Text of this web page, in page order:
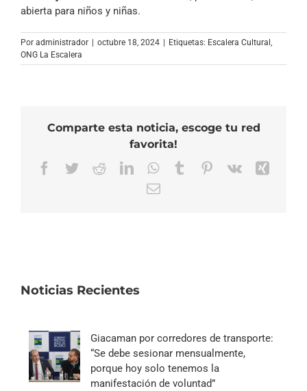
abierta para niños y niñas.
Por administrador | octubre 18, 2024 | Etiquetas: Escalera Cultural
ONG La Escalera
Comparte esta noticia, escoge tu red
favorita!
Facebook
TwitterRedditLinkedInWhatsApp
TumblrPinterest
Vk
Xing
Correo
Noticias Recientes
Giacaman por corredores de transporte:
“Se debe sesionar mensualmente,
porque hoy solo tenemos la
manifestación de voluntad”